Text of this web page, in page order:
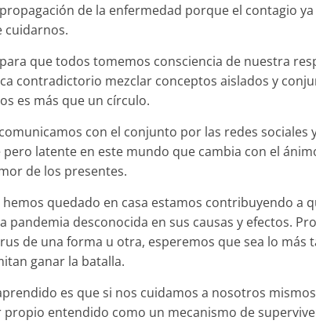
de la enfermedad porque el contagio
cuidarnos.
que todos tomemos consciencia de nuestra
contradictorio mezclar conceptos aislados y
es más que un círculo.
con el conjunto por las redes sociales
latente en este mundo que cambia con el
de los presentes.
quedado en casa estamos contribuyendo a
pandemia desconocida en sus causas y efectos.
de una forma u otra, esperemos que sea lo más
ganar la batalla.
es que si nos cuidamos a nosotros
entendido como un mecanismo de